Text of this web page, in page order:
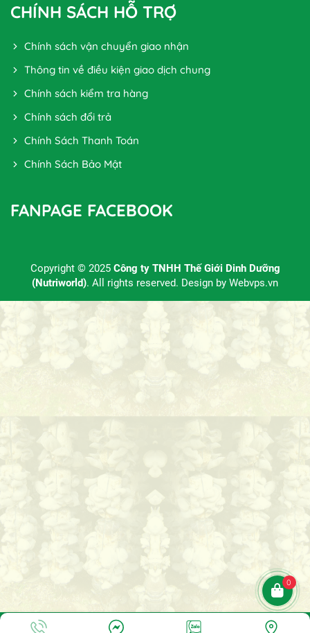
CHÍNH SÁCH HỖ TRỢ
Chính sách vận chuyển giao nhận
Thông tin về điều kiện giao dịch chung
Chính sách kiểm tra hàng
Chính sách đổi trả
Chính Sách Thanh Toán
Chính Sách Bảo Mật
FANPAGE FACEBOOK
Copyright © 2025 Công ty TNHH Thế Giới Dinh Dưỡng
(Nutriworld). All rights reserved. Design by Webvps.vn
0
Tiktok Shopee Hotline Messenger